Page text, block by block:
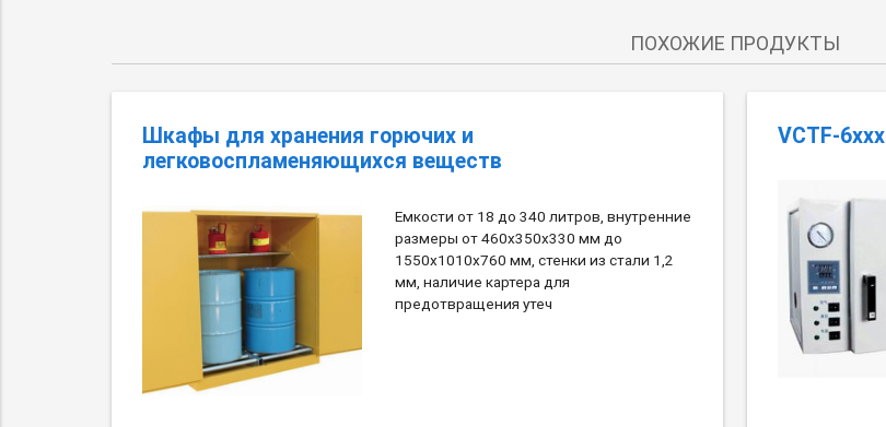
ПОХОЖИЕ ПРОДУКТЫ
Шкафы для хранения горючих и
легковоспламеняющихся веществ
Емкости от 18 до 340 литров, внутренние
размеры от 460x350x330 мм до
1550x1010x760 мм, стенки из стали 1,2
мм, наличие картера для
предотвращения утеч
VCTF-6xxx